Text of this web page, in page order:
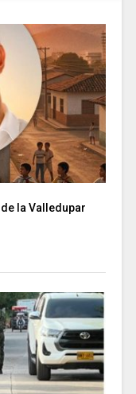
la Valledupar